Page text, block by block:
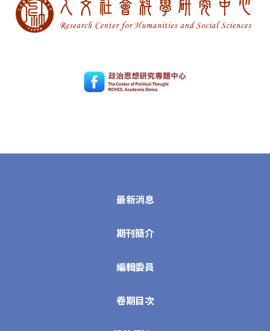
最新消息
期刊簡介
編輯委員
卷期目次